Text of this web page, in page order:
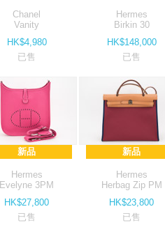
Chanel
Vanity
HK$4,980
已售
Hermes
Birkin 30
HK$148,000
已售
新品
Hermes
Evelyne 3PM
HK$27,800
已售
新品
Hermes
Herbag Zip PM
HK$23,800
已售